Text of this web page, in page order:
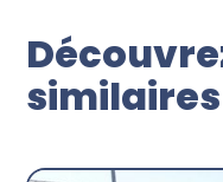
similaires